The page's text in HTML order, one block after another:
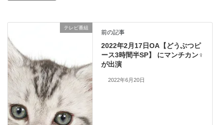
テレビ番組
前の記事
2022年2月17日OA【どうぶつピ
ース3時間半SP】 にマンチカン♀
が出演
2022年6月20日